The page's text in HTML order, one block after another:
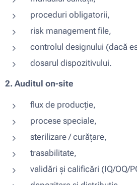
proceduri obligatorii,
risk management file,
controlul designului (dacă
dosarul dispozitivului.
2. Auditul on-site
flux de producție,
procese speciale,
sterilizare / curățare,
trasabilitate,
validări și calificări (IQ/OQ/